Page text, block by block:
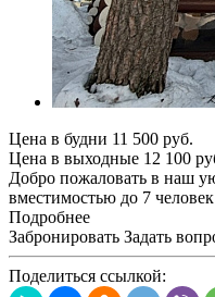
Цена в будни 11 500 руб.
Цена в выходные 12 100
Добро пожаловать в наш
вместимостью до 7 человек
Подробнее
Забронировать Задать
Поделиться ссылкой: